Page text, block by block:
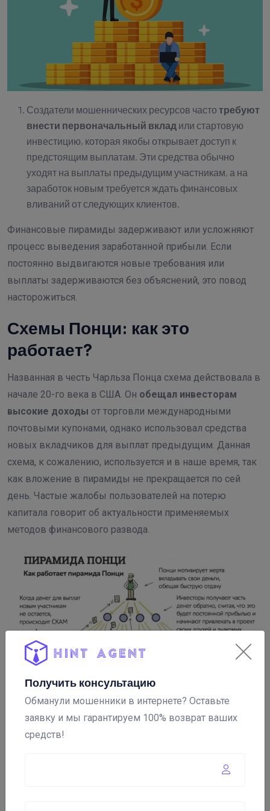
Создатели мошеннических ресурсов часто требуют
внести первоначальный вклад или стартовую
инвестицию, которая якобы открывает доступ к
предстоящим выплатам. Эти средства обычно
уходят на выплаты предыдущим участникам, а на
заработок новым требуется ждать финансовых
вливаний от следующих клиентов.
Финансовые пирамиды задерживают или усложняют
процесс выведения заработанной прибыли. Если
постоянно выдвигаются новые требования или
выплаты задерживаются без объяснений, это повод
насторожиться.
Схемы Понци: как это
работает?
Названная в честь Чарльза Понца схема действовала в
начале 20-го века в США. Он обещал инвесторам
высокие доходы от торговли международными
почтовыми купонами, однако использовал средства
новых вкладчиков для выплат предыдущим. Данная
схема, к сожалению, используется и в наше время, так
как вложение в пирамиды не прекращается по сей
день. Частые жалобы пользователей на потерю
капитала говорит об актуальности применяемых
методов финансового развода.
Мошенничество в стиле «Схемы Понци»
особенности, которые можно распознать
от вложений – зачастую речь идет о сотнях
Получить консультацию
Обманули мошенники в интернете? Оставьте
заявку и мы гарантируем 100% возврат ваших
средств!